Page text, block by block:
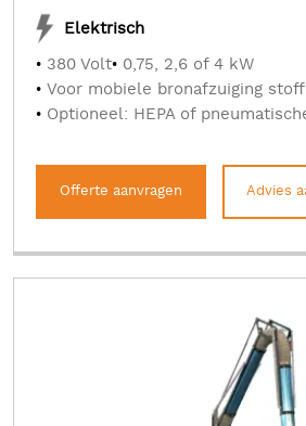
Elektrisch
380 Volt 0,75, 2,6 of 4 kW
Voor mobiele bronafzuiging
Optioneel: HEPA of
Offerte aanvragen Advies